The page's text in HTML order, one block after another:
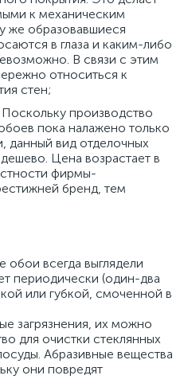
к механическим
же образовавшиеся
в глаза и каким-либо
В связи с этим
относиться к
стен;
производство
пока налажено только
данный вид отделочных
Цена возрастает в
фирмы-
бренд, тем
обои всегда выглядели
периодически (один-два
или губкой, смоченной в
загрязнения, их можно
для очистки стеклянных
Абразивные вещества
они повредят